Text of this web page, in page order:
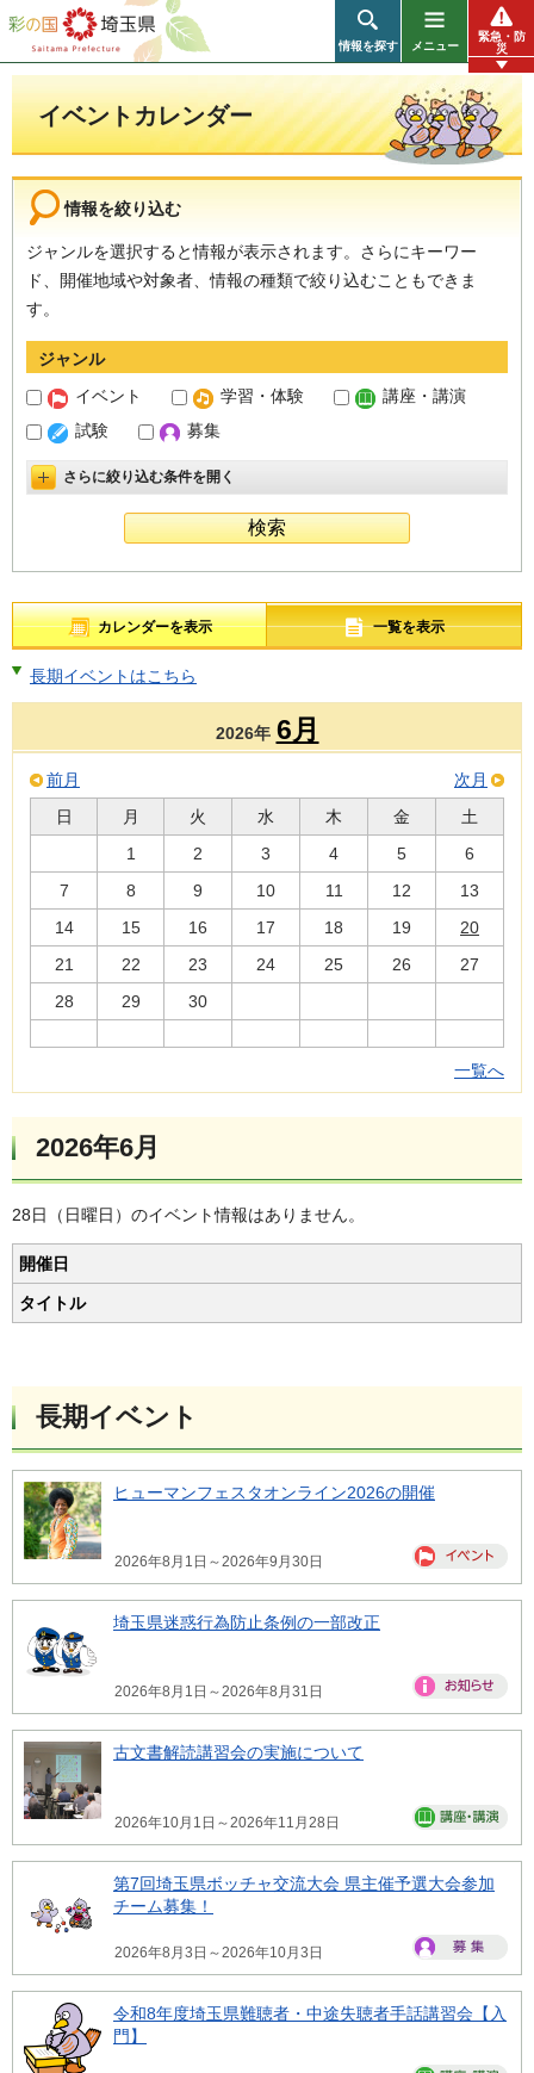
彩の国 埼玉県
情報を探す メニュー
緊急・防
災
イベントカレンダー
情報を絞り込む
ジャンルを選択すると情報が表示されます。さらにキーワー
ド、開催地域や対象者、情報の種類で絞り込むこともできま
す。
ジャンル
イベント
学習・体験
講座・講演
試験
募集
詳細設定を開く
さらに絞り込む条件を開く
カレンダーを表示 一覧を表示
長期イベントはこちら
2026年 6月
前月
次月
日
月 火 水 木 金
土
1
2 3 4 5
6
7
8 9 10 11 12
13
14
15 16 17 18 19
20
21
22 23 24 25 26
27
28
29 30
一覧へ
2026年6月
28日（日曜日）のイベント情報はありません。
開催日
タイトル
長期イベント
ヒューマンフェスタオンライン2026の開催
2026年8月1日～2026年9月30日
埼玉県迷惑行為防止条例の一部改正
2026年8月1日～2026年8月31日
古文書解読講習会の実施について
2026年10月1日～2026年11月28日
第7回埼玉県ボッチャ交流大会 県主催予選大会参加
チーム募集！
2026年8月3日～2026年10月3日
令和8年度埼玉県難聴者・中途失聴者手話講習会【入
門】